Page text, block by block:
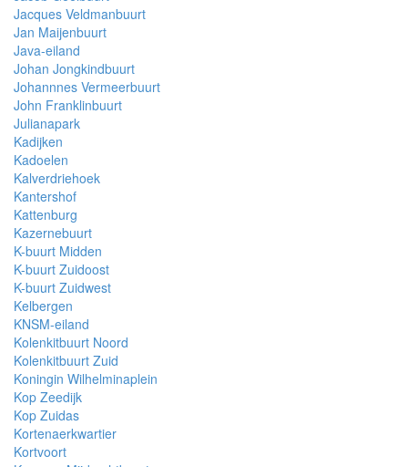
Jacques Veldmanbuurt
Jan Maijenbuurt
Java-eiland
Johan Jongkindbuurt
Johannnes Vermeerbuurt
John Franklinbuurt
Julianapark
Kadijken
Kadoelen
Kalverdriehoek
Kantershof
Kattenburg
Kazernebuurt
K-buurt Midden
K-buurt Zuidoost
K-buurt Zuidwest
Kelbergen
KNSM-eiland
Kolenkitbuurt Noord
Kolenkitbuurt Zuid
Koningin Wilhelminaplein
Kop Zeedijk
Kop Zuidas
Kortenaerkwartier
Kortvoort